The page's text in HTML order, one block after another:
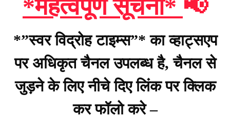
*महत्वपूर्ण सूचना* 📢
*”स्वर विद्रोह टाइम्स”* का व्हाट्सएप
पर अधिकृत चैनल उपलब्ध है, चैनल से
जुड़ने के लिए नीचे दिए लिंक पर क्लिक
कर फॉलो करे –